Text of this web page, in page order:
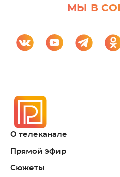
МЫ В
О телеканале
Прямой эфир
Сюжеты